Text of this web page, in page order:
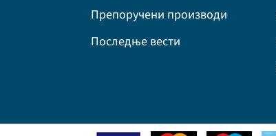
Препоручени производи
Последње вести